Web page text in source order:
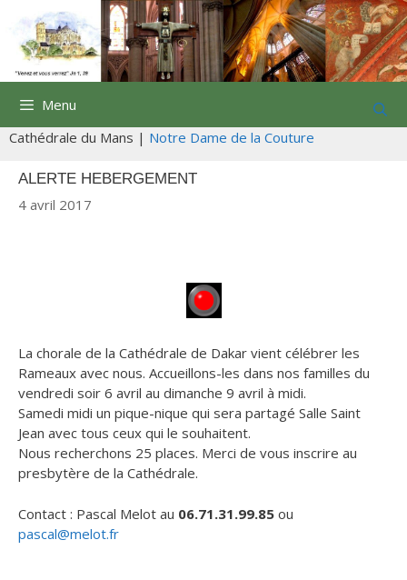
contenu
Menu
Cathédrale du Mans | Notre Dame de la Couture
ALERTE HEBERGEMENT
4 avril 2017
La chorale de la Cathédrale de Dakar vient célébrer les
Rameaux avec nous. Accueillons-les dans nos familles du
vendredi soir 6 avril au dimanche 9 avril à midi.
Samedi midi un pique-nique qui sera partagé Salle Saint
Jean avec tous ceux qui le souhaitent.
Nous recherchons 25 places. Merci de vous inscrire au
presbytère de la Cathédrale.
Contact : Pascal Melot au 06.71.31.99.85 ou
pascal@melot.fr